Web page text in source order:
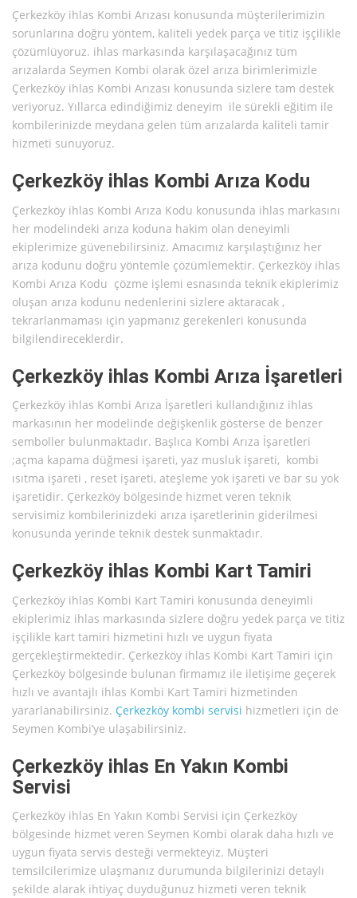
Çerkezköy ihlas Kombi Arızası konusunda müşterilerimizin
sorunlarına doğru yöntem, kaliteli yedek parça ve titiz işçilikle
çözümlüyoruz. ihlas markasında karşılaşacağınız tüm
arızalarda Seymen Kombi olarak özel arıza birimlerimizle
Çerkezköy ihlas Kombi Arızası konusunda sizlere tam destek
veriyoruz. Yıllarca edindiğimiz deneyim ile sürekli eğitim ile
kombilerinizde meydana gelen tüm arızalarda kaliteli tamir
hizmeti sunuyoruz.
Çerkezköy ihlas Kombi Arıza Kodu
Çerkezköy ihlas Kombi Arıza Kodu konusunda ihlas markasını
her modelindeki arıza koduna hakim olan deneyimli
ekiplerimize güvenebilirsiniz. Amacımız karşılaştığınız her
arıza kodunu doğru yöntemle çözümlemektir. Çerkezköy ihlas
Kombi Arıza Kodu çözme işlemi esnasında teknik ekiplerimiz
oluşan arıza kodunu nedenlerini sizlere aktaracak ,
tekrarlanmaması için yapmanız gerekenleri konusunda
bilgilendireceklerdir.
Çerkezköy ihlas Kombi Arıza İşaretleri
Çerkezköy ihlas Kombi Arıza İşaretleri kullandığınız ihlas
markasının her modelinde değişkenlik gösterse de benzer
semboller bulunmaktadır. Başlıca Kombi Arıza İşaretleri
;açma kapama düğmesi işareti, yaz musluk işareti, kombi
ısıtma işareti , reset işareti, ateşleme yok işareti ve bar su yok
işaretidir. Çerkezköy bölgesinde hizmet veren teknik
servisimiz kombilerinizdeki arıza işaretlerinin giderilmesi
konusunda yerinde teknik destek sunmaktadır.
Çerkezköy ihlas Kombi Kart Tamiri
Çerkezköy ihlas Kombi Kart Tamiri konusunda deneyimli
ekiplerimiz ihlas markasında sizlere doğru yedek parça ve titiz
işçilikle kart tamiri hizmetini hızlı ve uygun fiyata
gerçekleştirmektedir. Çerkezköy ihlas Kombi Kart Tamiri için
Çerkezköy bölgesinde bulunan firmamız ile iletişime geçerek
hızlı ve avantajlı ihlas Kombi Kart Tamiri hizmetinden
yararlanabilirsiniz. Çerkezköy kombi servisi hizmetleri için de
Seymen Kombi’ye ulaşabilirsiniz.
Çerkezköy ihlas En Yakın Kombi
Servisi
Çerkezköy ihlas En Yakın Kombi Servisi için Çerkezköy
bölgesinde hizmet veren Seymen Kombi olarak daha hızlı ve
uygun fiyata servis desteği vermekteyiz. Müşteri
temsilcilerimize ulaşmanız durumunda bilgilerinizi detaylı
şekilde alarak ihtiyaç duyduğunuz hizmeti veren teknik